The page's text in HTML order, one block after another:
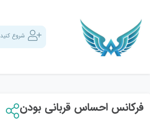
شروع کنید
فرکانس احساس قربانی بودن